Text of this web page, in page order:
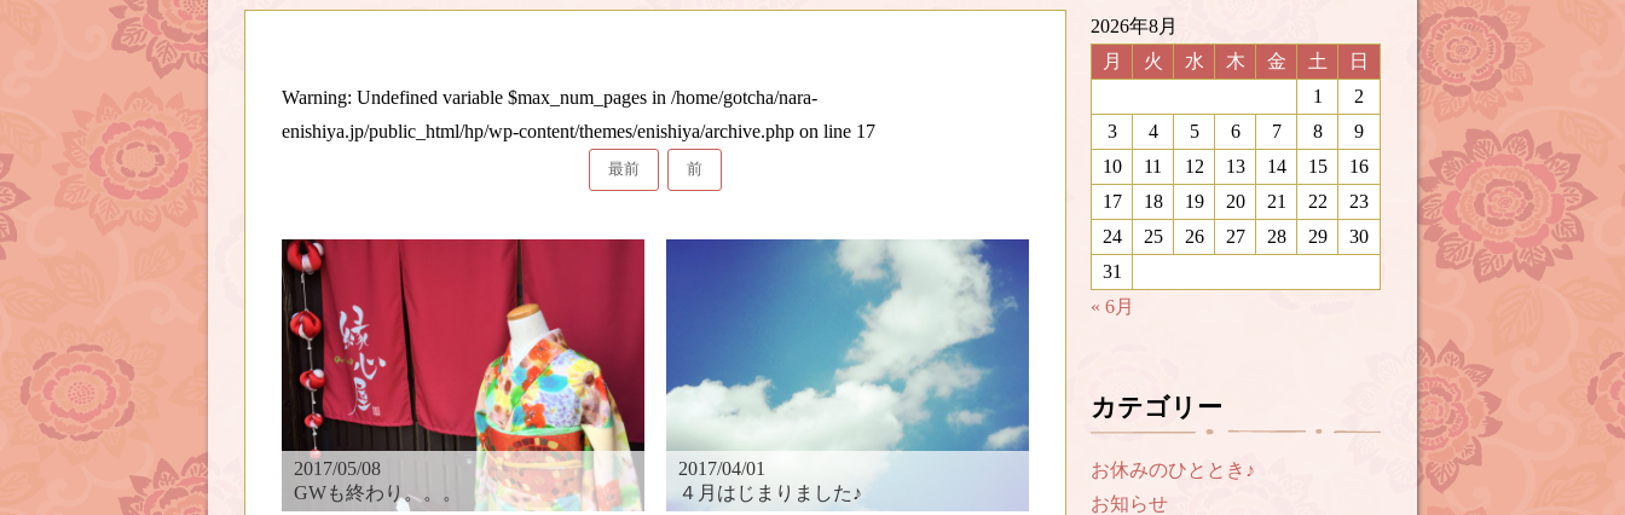
Warning: Undefined variable $max_num_pages in /home/gotcha/nara-
enishiya.jp/public_html/hp/wp-content/themes/enishiya/archive.php on line 17
最前 前
2017/05/08
GWも終わり。。。
2017/04/01
４月はじまりました♪
2026年8月
月
火 水 木 金 土
日
1
2
3
4 5 6 7 8
9
10
11 12 13 14 15
16
17
18 19 20 21 22
23
24
25 26 27 28 29
30
31
« 6月
カテゴリー
お休みのひととき♪
お知らせ